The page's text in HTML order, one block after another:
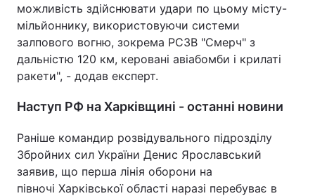
можливість здійснювати удари по цьому місту-
мільйоннику, використовуючи системи
залпового вогню, зокрема РСЗВ "Смерч" з
дальністю 120 км, керовані авіабомби і крилаті
ракети", - додав експерт.
Наступ РФ на Харківщині - останні новини
Раніше командир розвідувального підрозділу
Збройних сил України Денис Ярославський
заявив, що перша лінія оборони на
півночі Харківської області наразі перебуває в